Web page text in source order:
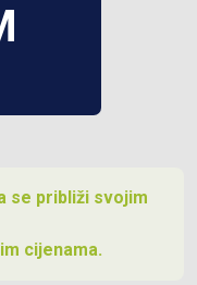
se približi svojim
cijenama.